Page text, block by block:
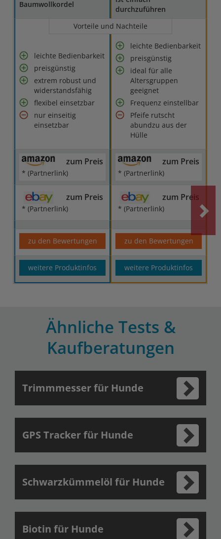
Baumwollkordel
durchzuführen
Vorteile und Nachteile
leichte Bedienbarkeit
preisgünstig
extrem robust und
widerstandsfähig
flexibel einsetzbar
nur einseitig
einsetzbar
leichte Bedienbarkeit
preisgünstig
ideal für alle
Altersgruppen
geeignet
Frequenz einstellbar
Pfeife rutscht
abundzu aus der
Hülle
zum Preis
* (Partnerlink)
zum Preis
* (Partnerlink)
zum Preis
* (Partnerlink)
zum Preis
* (Partnerlink)
zu den Bewertungen zu den Bewertungen
weitere Produktinfos weitere Produktinfos
Ähnliche Tests &
Kaufberatungen
Trimmmesser für Hunde
GPS Tracker für Hunde
Schwarzkümmelöl für Hunde
Biotin für Hunde